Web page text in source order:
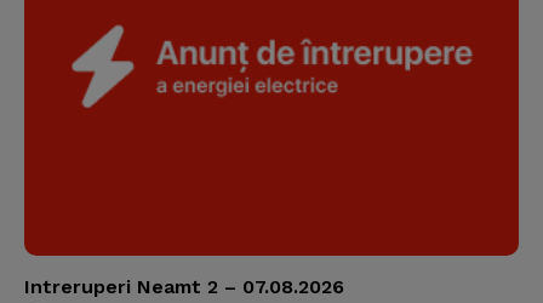
Intreruperi Neamt 2 – 07.08.2026